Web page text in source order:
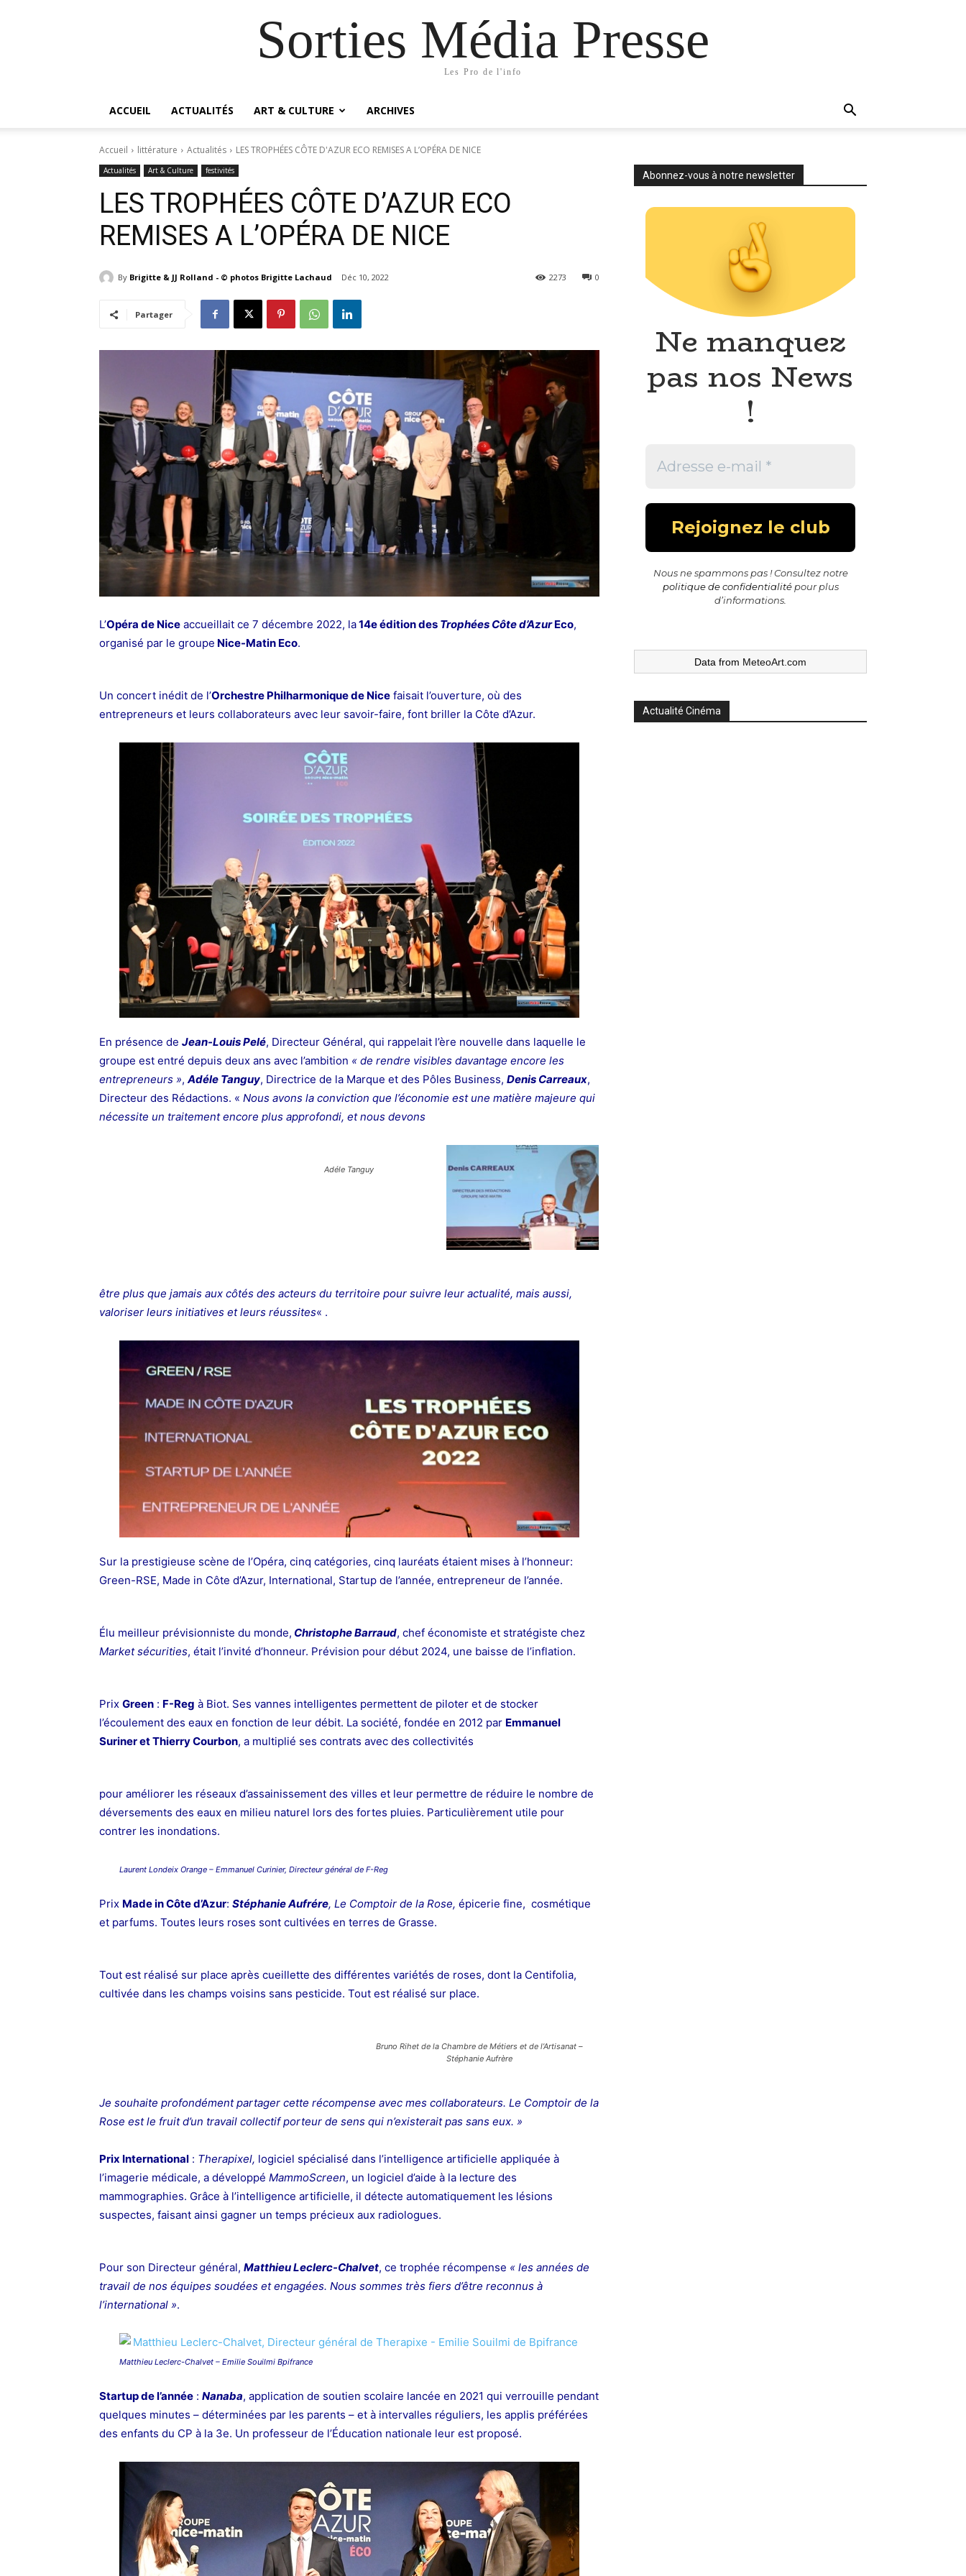
Sorties Média Presse
Les Pro de l'info
ACCUEIL ACTUALITÉS ART & CULTURE ARCHIVES
Accueil littérature Actualités LES TROPHÉES CÔTE D'AZUR ECO REMISES A L’OPÉRA DE NICE
Actualités Art & Culture festivités
LES TROPHÉES CÔTE D’AZUR ECO
REMISES A L’OPÉRA DE NICE
By Brigitte & JJ Rolland - © photos Brigitte Lachaud Déc 10, 2022 0
2273
Partager
L’Opéra de Nice accueillait ce 7 décembre 2022, la14e édition des Trophées Côte d’AzurEco,
organisé par le groupe Nice-Matin Eco.
Un concert inédit de l’Orchestre Philharmonique de Nice faisait l’ouverture, où des
entrepreneurs et leurs collaborateurs avec leur savoir-faire, font briller la Côte d’Azur.
En présence de Jean-Louis Pelé, Directeur Général, qui rappelait l’ère nouvelle dans laquelle le
groupe est entré depuis deux ans avec l’ambition « de rendre visibles davantage encore les
entrepreneurs », Adéle Tanguy, Directrice de la Marque et des Pôles Business, Denis Carreaux,
Directeur des Rédactions. « Nous avons la conviction que l’économie est une matière majeure qui
nécessite un traitement encore plus approfondi, et nous devons
Adéle Tanguy
être plus que jamais aux côtés des acteurs du territoire pour suivre leur actualité, mais aussi,
valoriser leurs initiatives et leurs réussites« .
Sur la prestigieuse scène de l’Opéra, cinq catégories, cinq lauréats étaient mises à l’honneur:
Green-RSE, Made in Côte d’Azur, International, Startup de l’année, entrepreneur de l’année.
Élu meilleur prévisionniste du monde, Christophe Barraud, chef économiste et stratégiste chez
Market sécurities, était l’invité d’honneur. Prévision pour début 2024, une baisse de l’inflation.
Prix Green : F-Reg à Biot. Ses vannes intelligentes permettent de piloter et de stocker
l’écoulement des eaux en fonction de leur débit. La société, fondée en 2012 par Emmanuel
Suriner et Thierry Courbon, a multiplié ses contrats avec des collectivités
pour améliorer les réseaux d’assainissement des villes et leur permettre de réduire le nombre de
déversements des eaux en milieu naturel lors des fortes pluies. Particulièrement utile pour
contrer les inondations.
Laurent Londeix Orange – Emmanuel Curinier, Directeur général de F-Reg
Prix Made in Côte d’Azur: Stéphanie Aufrére, Le Comptoir de la Rose, épicerie fine, cosmétique
et parfums. Toutes leurs roses sont cultivées en terres de Grasse.
Tout est réalisé sur place après cueillette des différentes variétés de roses, dont la Centifolia,
cultivée dans les champs voisins sans pesticide. Tout est réalisé sur place.
Bruno Rihet de la Chambre de Métiers et de l’Artisanat –
Stéphanie Aufrère
Je souhaite profondément partager cette récompense avec mes collaborateurs. Le Comptoir de la
Rose est le fruit d’un travail collectif porteur de sens qui n’existerait pas sans eux. »
Prix International : Therapixel, logiciel spécialisé dans l’intelligence artificielle appliquée à
l’imagerie médicale, a développé MammoScreen, un logiciel d’aide à la lecture des
mammographies. Grâce à l’intelligence artificielle, il détecte automatiquement les lésions
suspectes, faisant ainsi gagner un temps précieux aux radiologues.
Pour son Directeur général, Matthieu Leclerc-Chalvet, ce trophée récompense « les années de
travail de nos équipes soudées et engagées. Nous sommes très fiers d’être reconnus à
l’international ».
Matthieu Leclerc-Chalvet – Emilie Souilmi Bpifrance
Startup de l’année : Nanaba, application de soutien scolaire lancée en 2021 qui verrouille pendant
quelques minutes – déterminées par les parents – et à intervalles réguliers, les applis préférées
des enfants du CP à la 3e. Un professeur de l’Éducation nationale leur est proposé.
Abonnez-vous à notre newsletter
Ne manquez
pas nos News
!
Nous ne spammons pas ! Consultez notre
politique de confidentialitépour plus
d’informations.
Data from MeteoArt.com
Actualité Cinéma